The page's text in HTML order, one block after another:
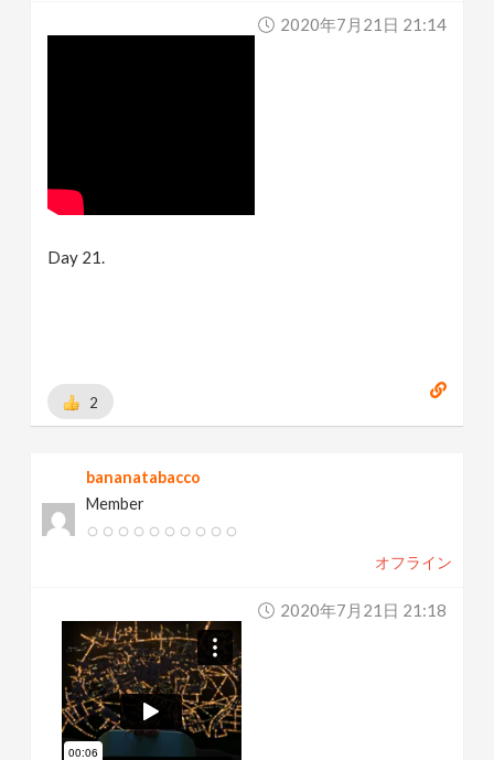
2020年7月21日 21:14
Day 21.
2
bananatabacco
Member
オフライン
2020年7月21日 21:18